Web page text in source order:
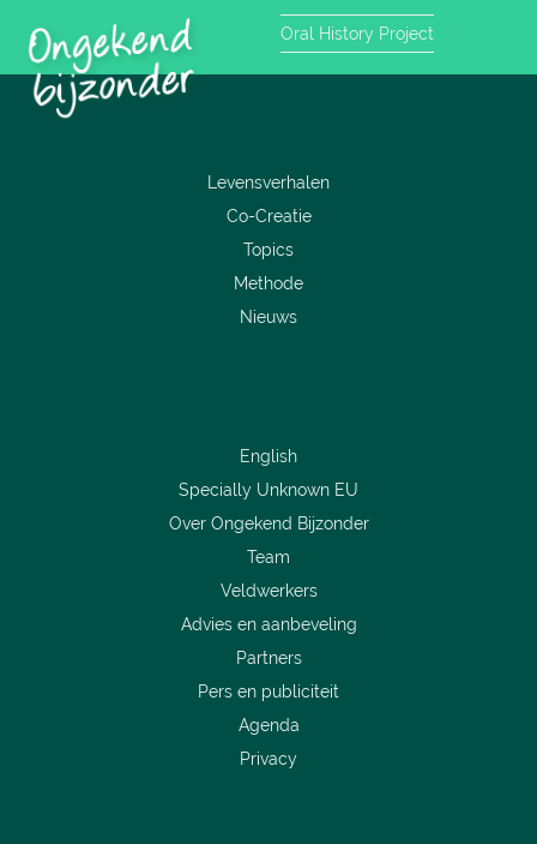
Oral History Project
Levensverhalen
Co-Creatie
Topics
Methode
Nieuws
English
Specially Unknown EU
Over Ongekend Bijzonder
Team
Veldwerkers
Advies en aanbeveling
Partners
Pers en publiciteit
Agenda
Privacy